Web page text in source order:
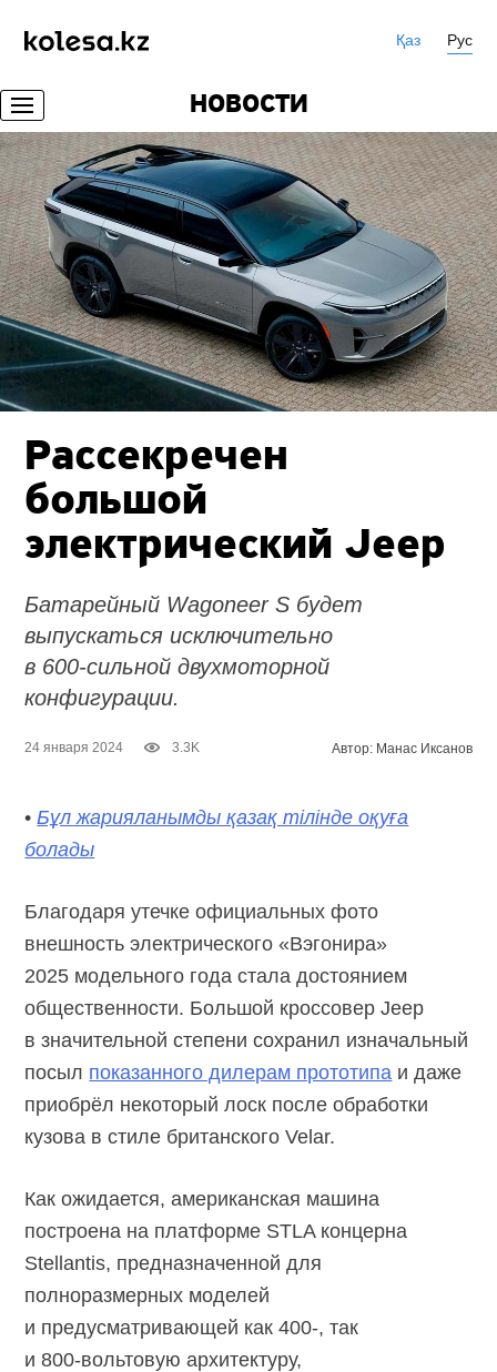
Қаз Рус
НОВОСТИ
Рассекречен
большой
электрический Jeep
Батарейный Wagoneer S будет
выпускаться исключительно
в 600-сильной двухмоторной
конфигурации.
24 января 2024 3.3K Автор: Манас Иксанов
•Бұл жарияланымды қазақ тілінде оқуға
болады
Благодаря утечке официальных фото
внешность электрического «Вэгонира»
2025 модельного года стала достоянием
общественности. Большой кроссовер Jeep
в значительной степени сохранил изначальный
посыл показанного дилерам прототипа и даже
приобрёл некоторый лоск после обработки
кузова в стиле британского Velar.
Как ожидается, американская машина
построена на платформе STLA концерна
Stellantis, предназначенной для
полноразмерных моделей
и предусматривающей как 400-, так
и800-вольтовую архитектуру,